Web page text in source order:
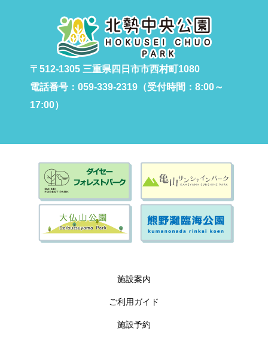
〒512-1305 三重県四日市市西村町1080
電話番号：059-339-2319（受付時間：8:00～
17:00）
施設案内
ご利用ガイド
施設予約